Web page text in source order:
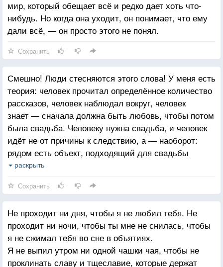
мир, который обещает всё и редко дает хоть что-
нибудь. Но когда она уходит, он понимает, что ему
дали всё, — он просто этого не понял.
Сохранить
Смешно! Люди стесняются этого слова! У меня есть
теория: человек прочитал определённое количество
рассказов, человек наблюдал вокруг, человек
знает — сначала должна быть любовь, чтобы потом
была свадьба. Человеку нужна свадьба, и человек
идёт не от причины к следствию, а — наоборот:
рядом есть объект, подходящий для свадьбы
Значит? Значит — я его люблю! Так просто! И он
людям так неудобно произносить это слово, и
оттого люди привыкли стесняться его. Они
стесняются своей лжи.
раскрыть
Сохранить
Не проходит ни дня, чтобы я не любил тебя. Не
проходит ни ночи, чтобы ты мне не снилась, чтобы
я не сжимал тебя во сне в объятиях.
Я не выпил утром ни одной чашки чая, чтобы не
проклинать славу и тщеславие, которые держат